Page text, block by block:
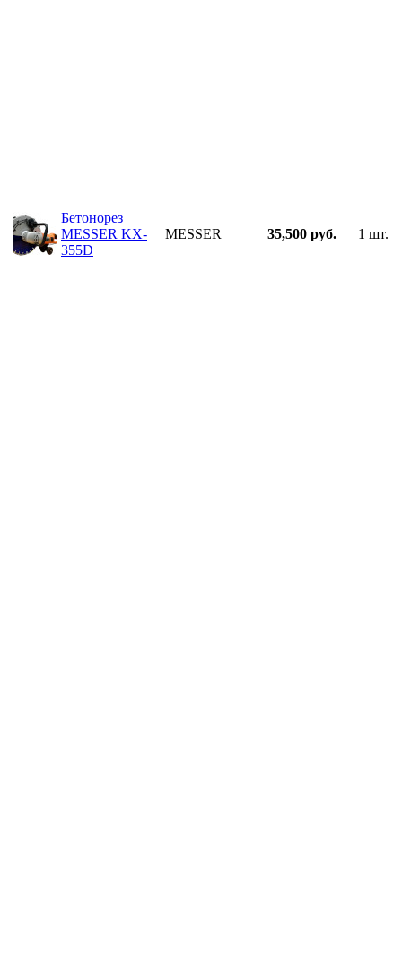
Бетонорез
MESSER KX-
355D
MESSER 35,500 руб. 1 шт.